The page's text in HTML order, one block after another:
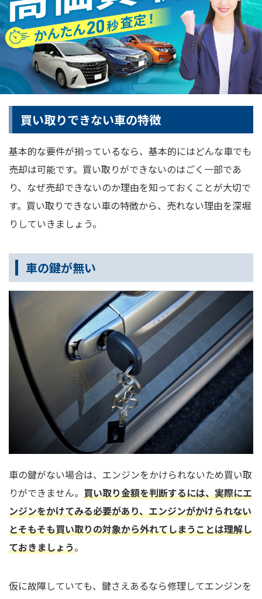
買い取りできない車の特徴
基本的な要件が揃っているなら、基本的にはどんな車でも
売却は可能です。買い取りができないのはごく一部であ
り、なぜ売却できないのか理由を知っておくことが大切で
す。買い取りできない車の特徴から、売れない理由を深堀
りしていきましょう。
車の鍵が無い
車の鍵がない場合は、エンジンをかけられないため買い取
りができません。 買い取り金額を判断するには、実際にエ
ンジンをかけてみる必要があり、エンジンがかけられない
とそもそも買い取りの対象から外れてしまうことは理解し
ておきましょう。
仮に故障していても、鍵さえあるなら修理してエンジンを